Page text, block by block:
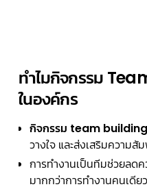
ทำไมกิจกรรม
ในองค์กร
กิจกรรม team building
วางใจ และส่งเสริมความ
การทำงานเป็นทีมช่วยลด
มากกว่าการทำงานคนเดีย